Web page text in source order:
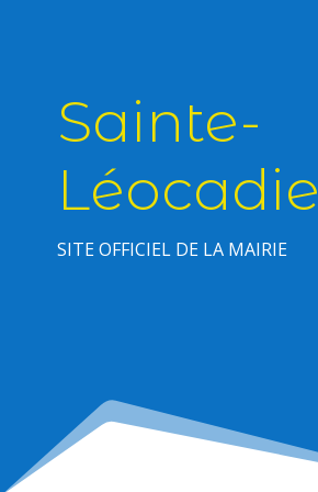
Sainte-
Léocadie
SITE OFFICIEL DE LA MAIRIE